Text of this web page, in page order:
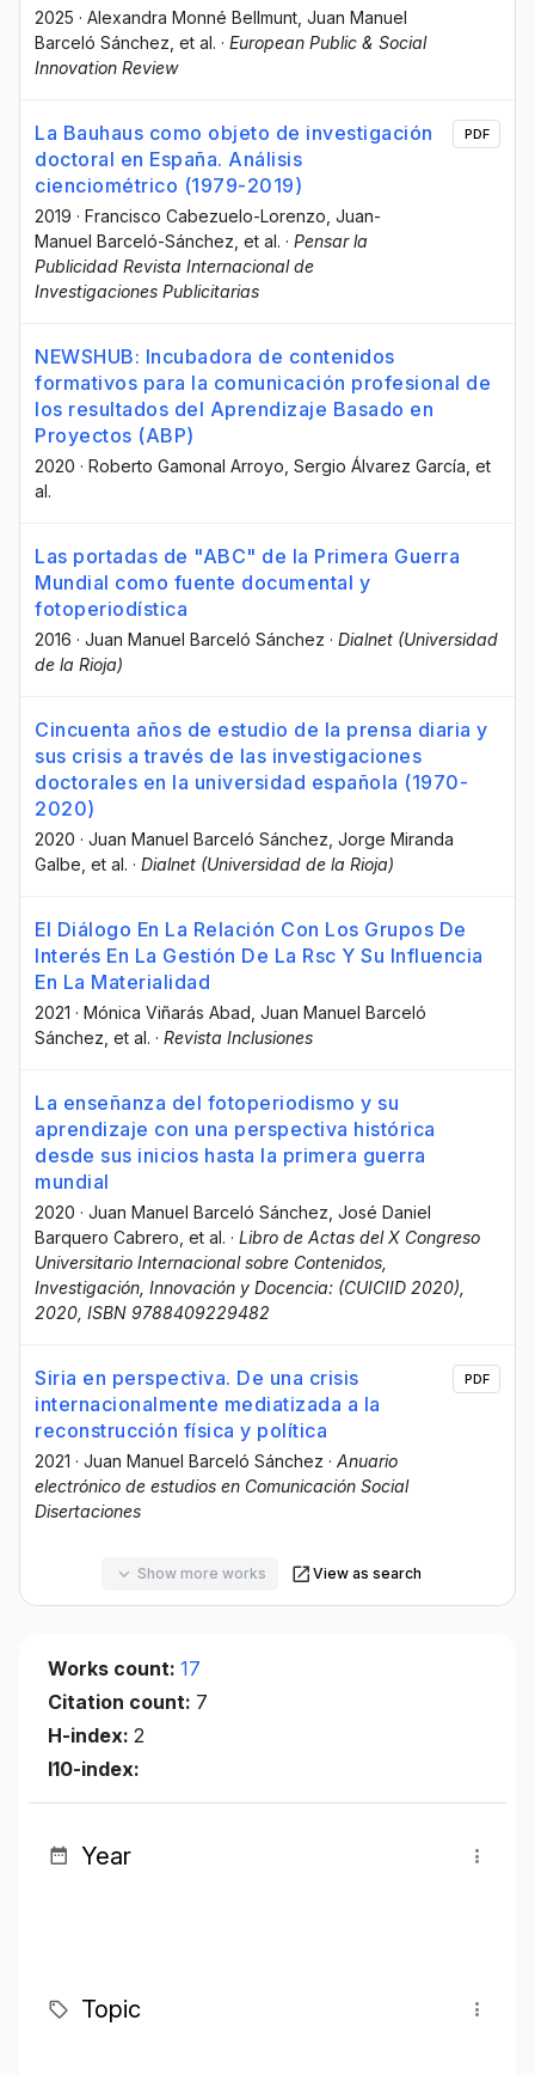
2025 · Alexandra Monné Bellmunt , Juan Manuel
Barceló Sánchez , et al. · European Public & Social
Innovation Review
La Bauhaus como objeto de investigación
doctoral en España. Análisis
cienciométrico (1979-2019)
2019 · Francisco Cabezuelo-Lorenzo , Juan-
Manuel Barceló-Sánchez , et al. · Pensar la
Publicidad Revista Internacional de
Investigaciones Publicitarias
PDF
NEWSHUB: Incubadora de contenidos
formativos para la comunicación profesional de
los resultados del Aprendizaje Basado en
Proyectos (ABP)
2020 · Roberto Gamonal Arroyo , Sergio Álvarez García , et
al.
Las portadas de "ABC" de la Primera Guerra
Mundial como fuente documental y
fotoperiodística
2016 · Juan Manuel Barceló Sánchez · Dialnet (Universidad
de la Rioja)
Cincuenta años de estudio de la prensa diaria y
sus crisis a través de las investigaciones
doctorales en la universidad española (1970-
2020)
2020 · Juan Manuel Barceló Sánchez , Jorge Miranda
Galbe , et al. · Dialnet (Universidad de la Rioja)
El Diálogo En La Relación Con Los Grupos De
Interés En La Gestión De La Rsc Y Su Influencia
En La Materialidad
2021 · Mónica Viñarás Abad , Juan Manuel Barceló
Sánchez , et al. · Revista Inclusiones
La enseñanza del fotoperiodismo y su
aprendizaje con una perspectiva histórica
desde sus inicios hasta la primera guerra
mundial
2020 · Juan Manuel Barceló Sánchez , José Daniel
Barquero Cabrero , et al. · Libro de Actas del X Congreso
Universitario Internacional sobre Contenidos,
Investigación, Innovación y Docencia: (CUICIID 2020),
2020, ISBN 9788409229482
Siria en perspectiva. De una crisis
internacionalmente mediatizada a la
reconstrucción física y política
2021 · Juan Manuel Barceló Sánchez · Anuario
electrónico de estudios en Comunicación Social
Disertaciones
PDF
Show more works View as search
Works count: 17
Citation count: 7
H-index: 2
I10-index:
Year
Topic